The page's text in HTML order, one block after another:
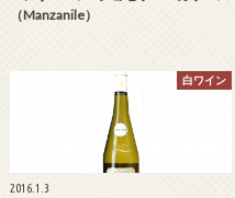
（Manzanile）
白ワイン
2016.1.3